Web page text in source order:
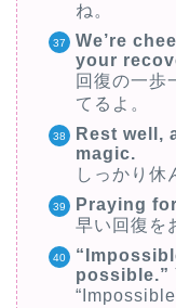
ね。
We’re
your
回復の一歩
てるよ。
Rest well,
magic.
しっかり休
Praying
早い回復を
possible.”